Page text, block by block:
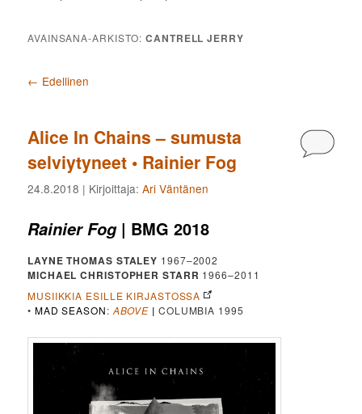
AVAINSANA-ARKISTO:CANTRELL JERRY
Artikkelien selaus
← Edellinen
Alice In Chains – sumusta
selviytyneet • Rainier Fog
24.8.2018 | Kirjoittaja:Ari Väntänen
Rainier Fog| BMG 2018
LAYNE THOMAS STALEY 1967–2002
MICHAEL CHRISTOPHER STARR 1966–2011
MUSIIKKIA ESILLE KIRJASTOSSA
• MAD SEASON: ABOVE | COLUMBIA 1995